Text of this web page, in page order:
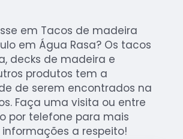
em Tacos de madeira
em Água Rasa? Os tacos
decks de madeira e
produtos tem a
de serem encontrados na
Faça uma visita ou entre
por telefone para mais
a respeito!